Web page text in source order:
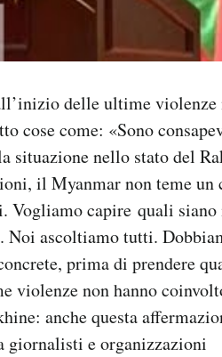
delle ultime violenze
cose come: «Sono
situazione nello stato del
il Myanmar non teme
Vogliamo capire quali
Noi ascoltiamo tutti.
prima di prendere
violenze non hanno
anche questa
giornalisti e organizzazioni